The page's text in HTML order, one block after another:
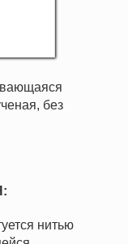
без
нитью